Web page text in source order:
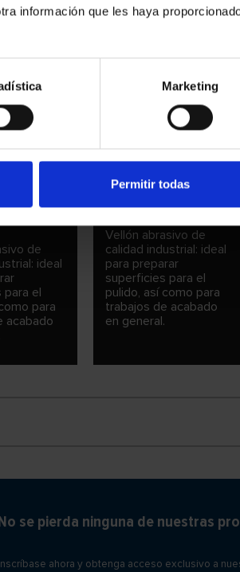
información que les haya
Marketing
Permitir todas
CAMBIO
de
ideal
para el
para
acabado
DISCOS ABRASIVOS
COMPACTOS
UNITIZED
Vellón abrasivo de
calidad industrial: ideal
para preparar
superficies para el
pulido, así como para
trabajos de acabado
en general.
se pierda ninguna de nuestras
ahora y obtenga acceso exclusivo a